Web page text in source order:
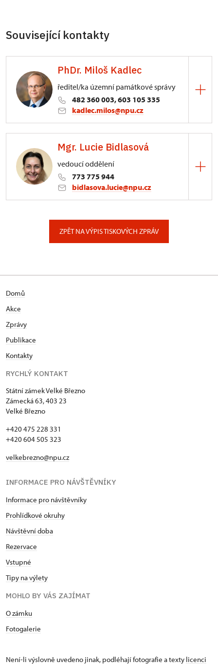
Související kontakty
PhDr. Miloš Kadlec
ředitel/ka územní památkové správy
482 360 003, 603 105 335
kadlec.milos@npu.cz
3/, Sychrov 3
Mgr. Lucie Bidlasová
vedoucí oddělení
773 775 944
bidlasova.lucie@npu.cz
ZPĚT NA VÝPIS TISKOVÝCH ZPRÁV
Domů
Akce
Zprávy
Publikace
Kontakty
RYCHLÝ KONTAKT
Státní zámek Velké Březno
Zámecká 63, 403 23
Velké Březno
+420 475 228 331
+420 604 505 323
velkebrezno@npu.cz
INFORMACE PRO NÁVŠTĚVNÍKY
Informace pro návštěvníky
Prohlídkové okruhy
Návštěvní doba
Rezervace
Vstupné
Tipy na výlety
MOHLO BY VÁS ZAJÍMAT
O zámku
Fotogalerie
Není-li výslovně uvedeno jinak, podléhají fotografie a texty licenci